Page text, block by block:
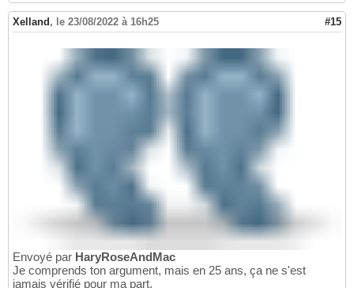
Xelland , le 23/08/2022 à 16h25 #15
Envoyé par HaryRoseAndMac
Je comprends ton argument, mais en 25 ans, ça ne s'est
jamais vérifié pour ma part.